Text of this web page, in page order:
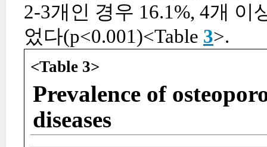
2-3개인 경우 16.1%, 4개 이
었다(p<0.001)<Table 3>.
<Table 3>
Prevalence of
diseases